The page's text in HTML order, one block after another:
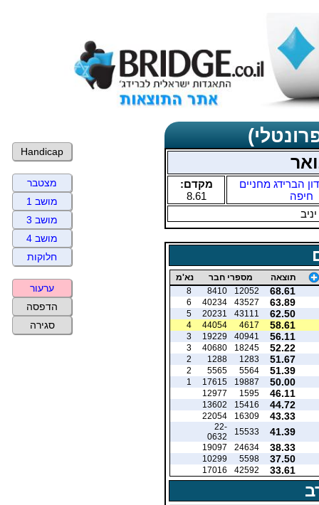
הברידג מחניים
חיפה
מקדם:
8.61
תוצאה מספרי חבר נא'מ
68.61
12052
8410
8
63.89
43527
40234
6
62.50
43111
20231
5
58.61
4617
44054
4
56.11
40941
19229
3
52.22
18245
40680
3
51.67
1283
1288
2
51.39
5564
5565
2
50.00
19887
17615
1
46.11
1595
12977
44.72
15416
13602
43.33
16309
22054
41.39
15533
22-
0632
38.33
24634
19097
37.50
5598
10299
33.61
42592
17016
Handicap
מצטבר
מושב 1
מושב 3
מושב 4
חלוקות
ערעור
הדפסה
סגירה